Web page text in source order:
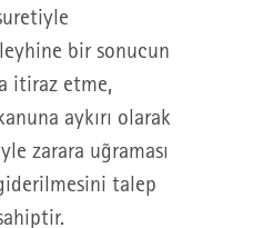
bir sonucun
itiraz etme,
aykırı olarak
zarara uğraması
talep